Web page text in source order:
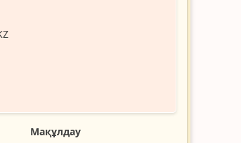
Мақұлдау